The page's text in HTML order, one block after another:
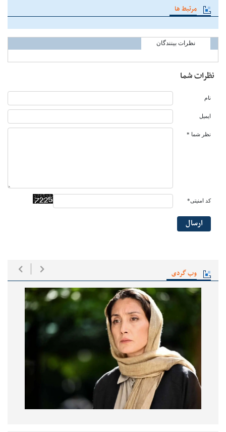
وب گردی
مرتبط ها
نظرات بینندگان
نظرات شما
نام
ایمیل
نظر شما *
کد امنیتی*
ارسال